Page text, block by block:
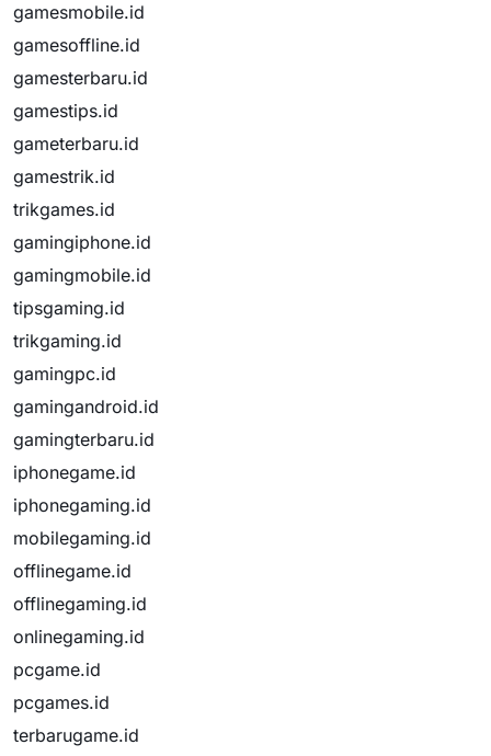
gamesmobile.id
gamesoffline.id
gamesterbaru.id
gamestips.id
gameterbaru.id
gamestrik.id
trikgames.id
gamingiphone.id
gamingmobile.id
tipsgaming.id
trikgaming.id
gamingpc.id
gamingandroid.id
gamingterbaru.id
iphonegame.id
iphonegaming.id
mobilegaming.id
offlinegame.id
offlinegaming.id
onlinegaming.id
pcgame.id
pcgames.id
terbarugame.id